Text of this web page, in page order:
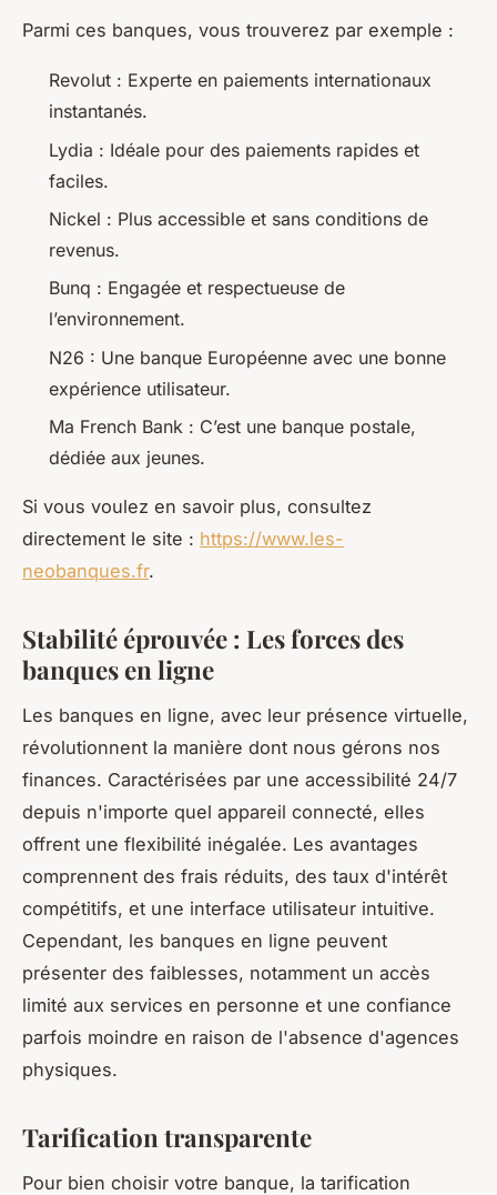
Parmi ces banques, vous trouverez par exemple :
Revolut : Experte en paiements internationaux
instantanés.
Lydia : Idéale pour des paiements rapides et
faciles.
Nickel : Plus accessible et sans conditions de
revenus.
Bunq : Engagée et respectueuse de
l’environnement.
N26 : Une banque Européenne avec une bonne
expérience utilisateur.
Ma French Bank : C’est une banque postale,
dédiée aux jeunes.
Si vous voulez en savoir plus, consultez
directement le site : https://www.les-
neobanques.fr.
Stabilité éprouvée : Les forces des
banques en ligne
Les banques en ligne, avec leur présence virtuelle,
révolutionnent la manière dont nous gérons nos
finances. Caractérisées par une accessibilité 24/7
depuis n'importe quel appareil connecté, elles
offrent une flexibilité inégalée. Les avantages
comprennent des frais réduits, des taux d'intérêt
compétitifs, et une interface utilisateur intuitive.
Cependant, les banques en ligne peuvent
présenter des faiblesses, notamment un accès
limité aux services en personne et une confiance
parfois moindre en raison de l'absence d'agences
physiques.
Tarification transparente
Pour bien choisir votre banque, la tarification